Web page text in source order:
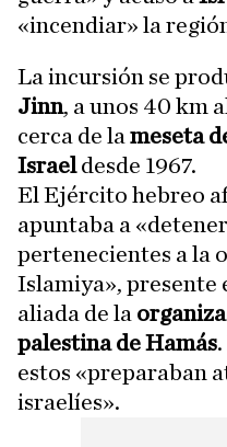
«incendiar» la
La incursión se
Jinn, a unos 40 km al
cerca de la meseta
Israeldesde 1967.
El Ejército hebreo
apuntaba a
pertenecientes a la
Islamiya», presente
aliada de la
palestina de Hamás
estos «preparaban
israelíes».